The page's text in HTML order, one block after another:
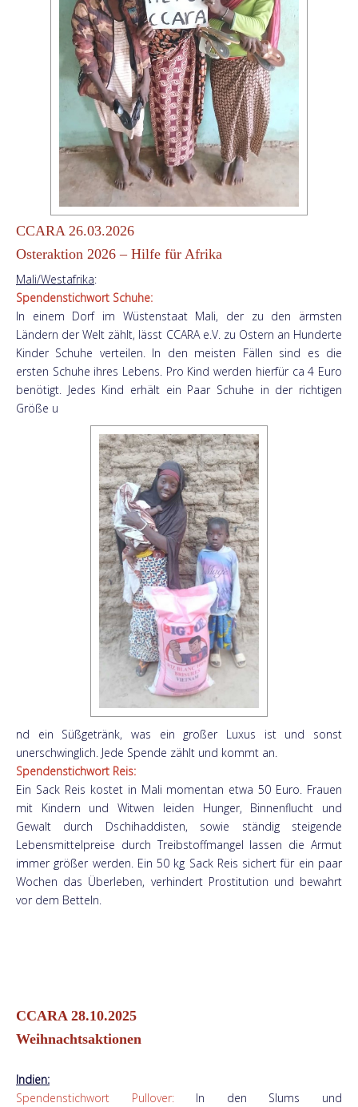
CCARA 26.03.2026
Osteraktion 2026 – Hilfe für Afrika
Mali/Westafrika:
Spendenstichwort Schuhe:
In einem Dorf im Wüstenstaat Mali, der zu den ärmsten
Ländern der Welt zählt, lässt CCARA e.V. zu Ostern an Hunderte
Kinder Schuhe verteilen. In den meisten Fällen sind es die
ersten Schuhe ihres Lebens. Pro Kind werden hierfür ca 4 Euro
benötigt. Jedes Kind erhält ein Paar Schuhe in der richtigen
Größe u
nd ein Süßgetränk, was ein großer Luxus ist und sonst
unerschwinglich. Jede Spende zählt und kommt an.
Spendenstichwort Reis:
Ein Sack Reis kostet in Mali momentan etwa 50 Euro. Frauen
mit Kindern und Witwen leiden Hunger, Binnenflucht und
Gewalt durch Dschihaddisten, sowie ständig steigende
Lebensmittelpreise durch Treibstoffmangel lassen die Armut
immer größer werden. Ein 50 kg Sack Reis sichert für ein paar
Wochen das Überleben, verhindert Prostitution und bewahrt
vor dem Betteln.
CCARA 28.10.2025
Weihnachtsaktionen
Indien:
Spendenstichwort Pullover: In den Slums und